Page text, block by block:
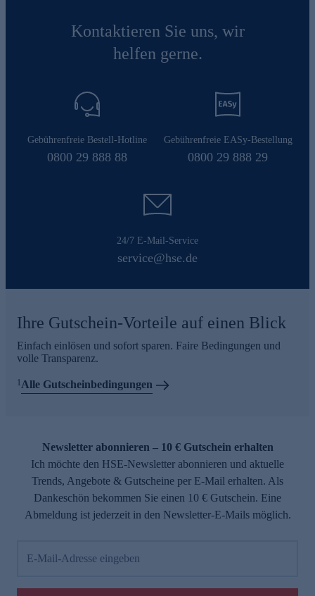
Kontaktieren Sie uns, wir
helfen gerne.
Gebührenfreie Bestell-Hotline
0800 29 888 88
Gebührenfreie EASy-Bestellung
0800 29 888 29
24/7 E-Mail-Service
service@hse.de
Ihre Gutschein-Vorteile auf einen Blick
Einfach einlösen und sofort sparen. Faire Bedingungen und
volle Transparenz.
1 Alle Gutscheinbedingungen
Newsletter abonnieren – 10 € Gutschein erhalten
Ich möchte den HSE-Newsletter abonnieren und aktuelle
Trends, Angebote & Gutscheine per E-Mail erhalten. Als
Dankeschön bekommen Sie einen 10 € Gutschein. Eine
Abmeldung ist jederzeit in den Newsletter-E-Mails möglich.
E-Mail-Adresse eingeben